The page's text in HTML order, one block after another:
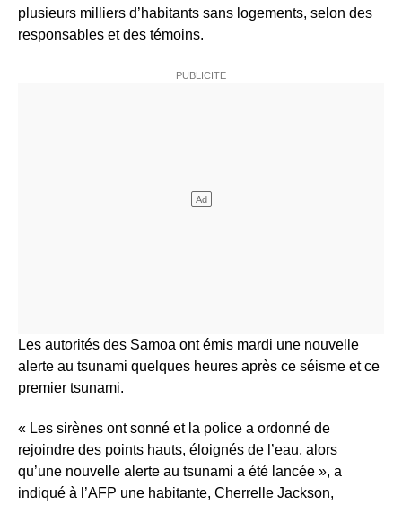
plusieurs milliers d’habitants sans logements, selon des
responsables et des témoins.
Les autorités des Samoa ont émis mardi une nouvelle
alerte au tsunami quelques heures après ce séisme et ce
premier tsunami.
« Les sirènes ont sonné et la police a ordonné de
rejoindre des points hauts, éloignés de l’eau, alors
qu’une nouvelle alerte au tsunami a été lancée », a
indiqué à l’AFP une habitante, Cherrelle Jackson,